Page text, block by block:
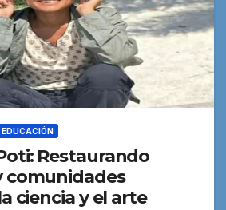
Restaurando
comunidades
ciencia y el arte